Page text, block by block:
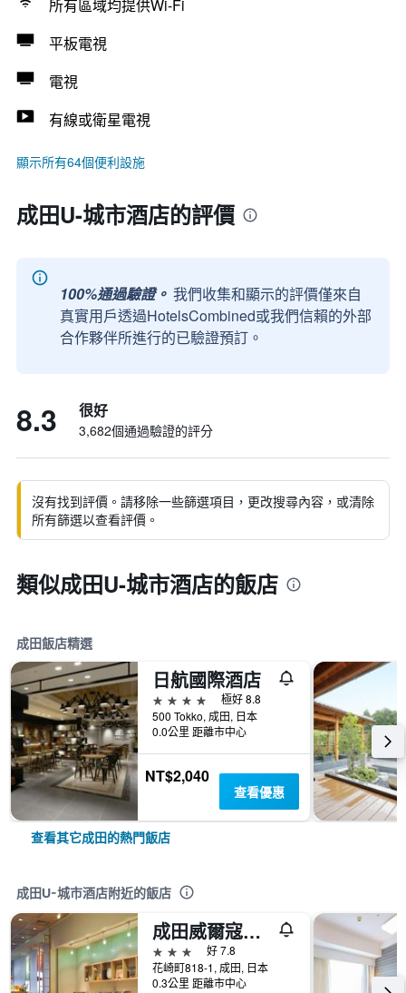
所有區域均提供Wi-Fi
平板電視
電視
有線或衛星電視
顯示所有64個便利設施
成田U-城市酒店的評價
100%通過驗證。 我們收集和顯示的評價僅來自
真實用戶透過HotelsCombined或我們信賴的外部
合作夥伴所進行的已驗證預訂。
8.3 很好
3,682個通過驗證的評分
沒有找到評價。請移除一些篩選項目，更改搜尋內容，或清除
所有篩選以查看評價。
類似成田U-城市酒店的飯店
成田飯店精選
日航國際酒店
4星級
極好 8.8
500 Tokko, 成田, 日本
0.0公里 距離市中心
NT$2,040
查看優惠
查看其它成田的熱門飯店
成田U-城市酒店附近的飯店
成田威爾寇飯店
3星級
好 7.8
花崎町818-1, 成田, 日本
0.3公里 距離市中心